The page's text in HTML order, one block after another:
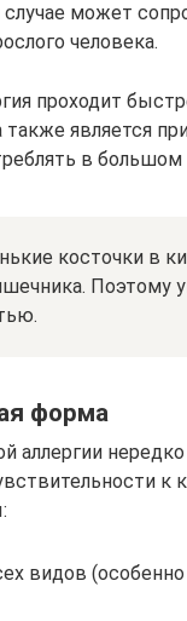
случае может
человека.
проходит
является
в
косточки в
Поэтому
форма
аллергии
видов